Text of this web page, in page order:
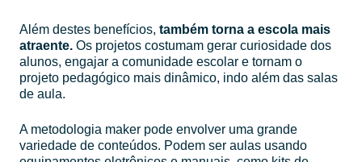
Além destes benefícios, também torna a escola mais
atraente. Os projetos costumam gerar curiosidade dos
alunos, engajar a comunidade escolar e tornam o
projeto pedagógico mais dinâmico, indo além das salas
de aula.
A metodologia maker pode envolver uma grande
variedade de conteúdos. Podem ser aulas usando